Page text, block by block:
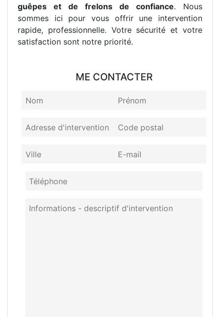
guêpes et de frelons de confiance. Nous
sommes ici pour vous offrir une intervention
rapide, professionnelle. Votre sécurité et votre
satisfaction sont notre priorité.
ME CONTACTER